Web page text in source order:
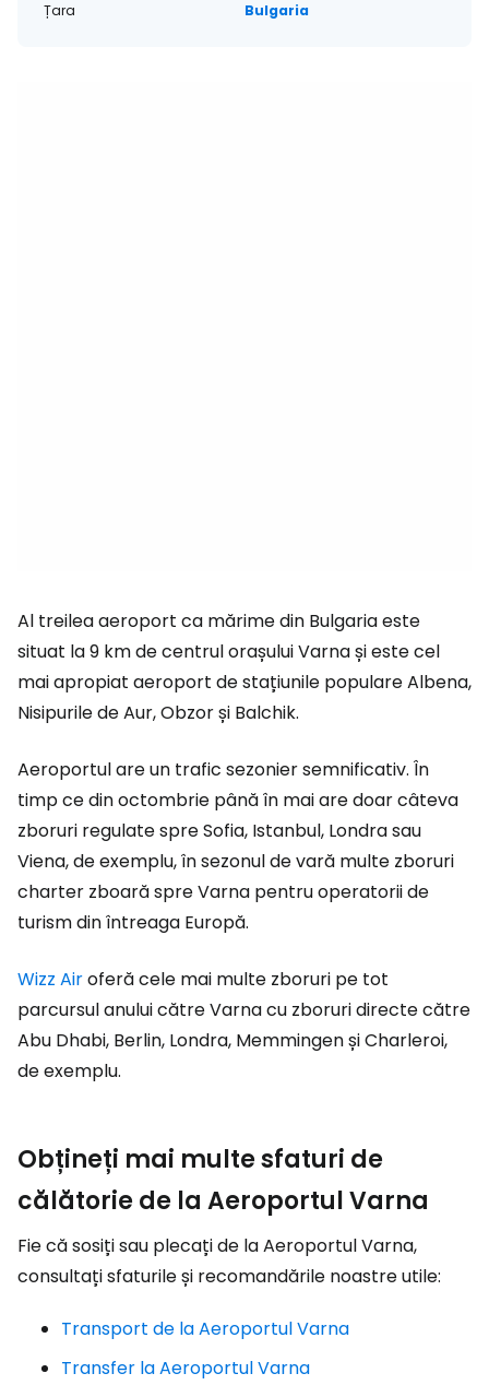
Țara
Bulgaria
Al treilea aeroport ca mărime din Bulgaria este
situat la 9 km de centrul orașului Varna și este cel
mai apropiat aeroport de stațiunile populare Albena,
Nisipurile de Aur, Obzor și Balchik.
Aeroportul are un trafic sezonier semnificativ. În
timp ce din octombrie până în mai are doar câteva
zboruri regulate spre Sofia, Istanbul, Londra sau
Viena, de exemplu, în sezonul de vară multe zboruri
charter zboară spre Varna pentru operatorii de
turism din întreaga Europă.
Wizz Airoferă cele mai multe zboruri pe tot
parcursul anului către Varna cu zboruri directe către
Abu Dhabi, Berlin, Londra, Memmingen și Charleroi,
de exemplu.
Obțineți mai multe sfaturi de
călătorie de la Aeroportul Varna
Fie că sosiți sau plecați de la Aeroportul Varna,
consultați sfaturile și recomandările noastre utile:
Transport de la Aeroportul Varna
Transfer la Aeroportul Varna